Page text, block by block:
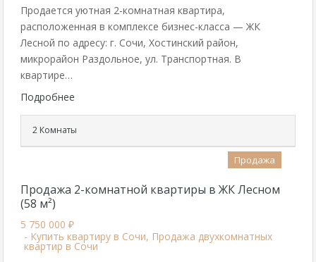
Продается уютная 2-комнатная квартира,
расположенная в комплексе бизнес-класса — ЖК
Лесной по адресу: г. Сочи, Хостинский район,
микрорайон Раздольное, ул. Транспортная. В
квартире…
Подробнее
2 Комнаты
Продажа
Продажа 2-комнатной квартиры в ЖК Лесном
(58 м²)
5 750 000 ₽
- Купить квартиру в Сочи, Продажа двухкомнатных
квартир в Сочи